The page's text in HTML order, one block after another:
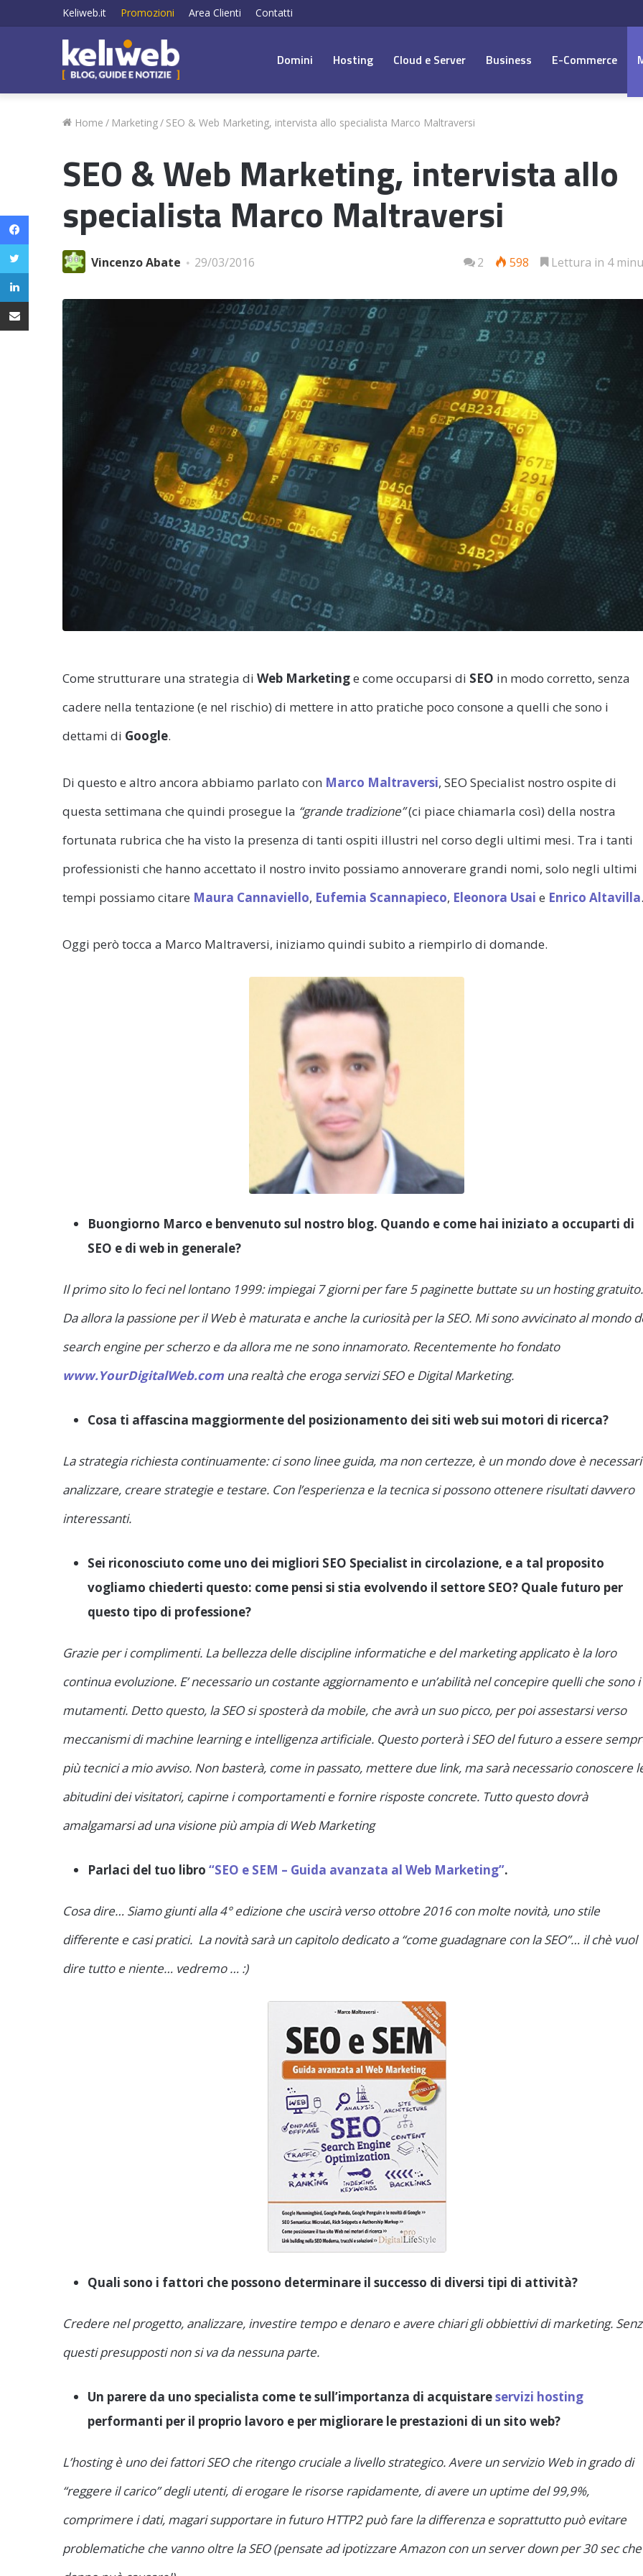
Keliweb.it Promozioni Area Clienti Contatti
Domini Hosting Cloud e Server Business E-Commerce
Home / Marketing/ SEO & Web Marketing, intervista allo specialista Marco Maltraversi
SEO & Web Marketing, intervista allo
specialista Marco Maltraversi
Vincenzo Abate 29/03/2016 2 598 Lettura in 4
Come strutturare una strategia di Web Marketinge come occuparsi di SEO in modo corretto, senza
cadere nella tentazione (e nel rischio) di mettere in atto pratiche poco consone a quelli che sono i
dettami di Google.
Di questo e altro ancora abbiamo parlato con Marco Maltraversi, SEO Specialist nostro ospite di
questa settimana che quindi prosegue la “grande tradizione”(ci piace chiamarla così) della nostra
fortunata rubrica che ha visto la presenza di tanti ospiti illustri nel corso degli ultimi mesi. Tra i tanti
professionisti che hanno accettato il nostro invito possiamo annoverare grandi nomi, solo negli ultimi
tempi possiamo citare Maura Cannaviello, Eufemia Scannapieco, Eleonora Usai e Enrico Altavilla.
Oggi però tocca a Marco Maltraversi, iniziamo quindi subito a riempirlo di domande.
Buongiorno Marco e benvenuto sul nostro blog. Quando e come hai iniziato a occuparti di
SEO e di web in generale?
Il primo sito lo feci nel lontano 1999: impiegai 7 giorni per fare 5 paginette buttate su un hosting gratuito.
Da allora la passione per il Web è maturata e anche la curiosità per la SEO. Mi sono avvicinato al mondo
search engine per scherzo e da allora me ne sono innamorato. Recentemente ho fondato
www.YourDigitalWeb.com una realtà che eroga servizi SEO e Digital Marketing.
Cosa ti affascina maggiormente del posizionamento dei siti web sui motori di ricerca?
La strategia richiesta continuamente: ci sono linee guida, ma non certezze, è un mondo dove è
analizzare, creare strategie e testare. Con l’esperienza e la tecnica si possono ottenere risultati davvero
interessanti.
Sei riconosciuto come uno dei migliori SEO Specialist in circolazione, e a tal proposito
vogliamo chiederti questo: come pensi si stia evolvendo il settore SEO? Quale futuro per
questo tipo di professione?
Grazie per i complimenti. La bellezza delle discipline informatiche e del marketing applicato è la loro
continua evoluzione. E’ necessario un costante aggiornamento e un’abilità nel concepire quelli che sono i
mutamenti. Detto questo, la SEO si sposterà da mobile, che avrà un suo picco, per poi assestarsi verso
meccanismi di machine learning e intelligenza artificiale. Questo porterà i SEO del futuro a essere
più tecnici a mio avviso. Non basterà, come in passato, mettere due link, ma sarà necessario conoscere
abitudini dei visitatori, capirne i comportamenti e fornire risposte concrete. Tutto questo dovrà
amalgamarsi ad una visione più ampia di Web Marketing
Parlaci del tuo libro “SEO e SEM – Guida avanzata al Web Marketing”.
Cosa dire… Siamo giunti alla 4° edizione che uscirà verso ottobre 2016 con molte novità, uno stile
differente e casi pratici. La novità sarà un capitolo dedicato a “come guadagnare con la SEO”… il chè vuol
dire tutto e niente… vedremo … :)
Quali sono i fattori che possono determinare il successo di diversi tipi di attività?
Credere nel progetto, analizzare, investire tempo e denaro e avere chiari gli obbiettivi di marketing.
questi presupposti non si va da nessuna parte.
Un parere da uno specialista come te sull’importanza di acquistareservizi hosting
performanti per il proprio lavoro e per migliorare le prestazioni di un sito web?
L’hosting è uno dei fattori SEO che ritengo cruciale a livello strategico. Avere un servizio Web in grado di
“reggere il carico” degli utenti, di erogare le risorse rapidamente, di avere un uptime del 99,9%,
comprimere i dati, magari supportare in futuro HTTP2 può fare la differenza e soprattutto può evitare
problematiche che vanno oltre la SEO (pensate ad ipotizzare Amazon con un server down per 30 sec che
Facebook
Twitter
LinkedIn
Condividi via email